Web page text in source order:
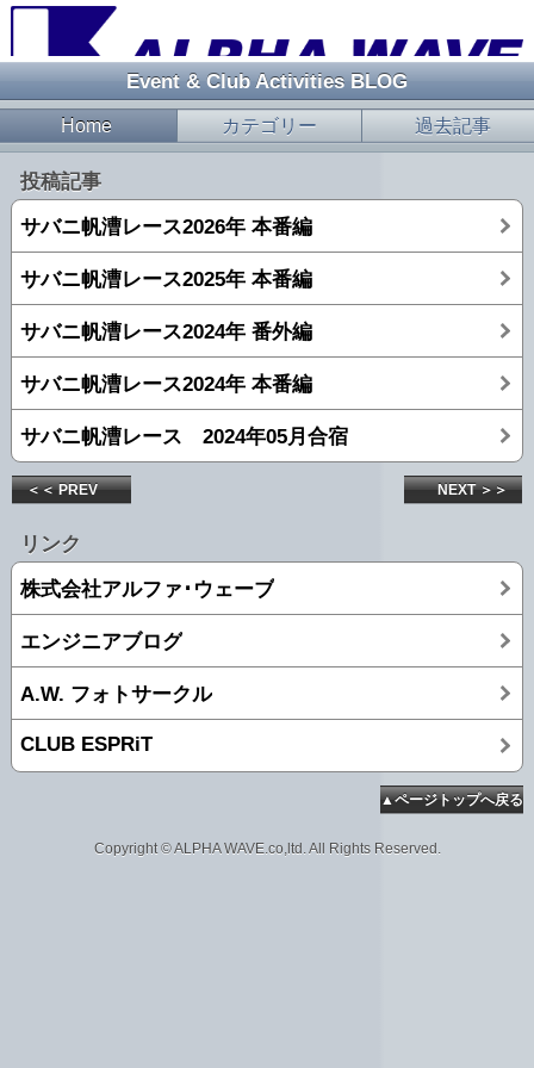
Event & Club Activities BLOG
Home カテゴリー 過去記事
投稿記事
サバニ帆漕レース2026年 本番編
サバニ帆漕レース2025年 本番編
サバニ帆漕レース2024年 番外編
サバニ帆漕レース2024年 本番編
サバニ帆漕レース 2024年05月合宿
＜＜ PREV NEXT ＞＞
リンク
株式会社アルファ･ウェーブ
エンジニアブログ
A.W. フォトサークル
CLUB ESPRiT
▲ページトップへ戻る
Copyright © ALPHA WAVE.co,ltd. All Rights Reserved.